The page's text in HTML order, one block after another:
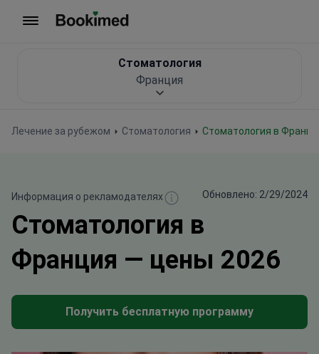
Лечение за рубежом Стоматология Стоматология в
Стоматология
Франция
Информация о рекламодателях Обновлено: 2/29/2024
Стоматология в
Франция — цены 2026
Получить бесплатную программу